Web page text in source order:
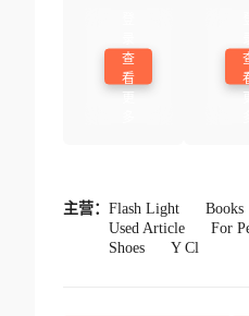
查
看
主营： Flash Light
Books
Used Article
For
Shoes
Y Cl